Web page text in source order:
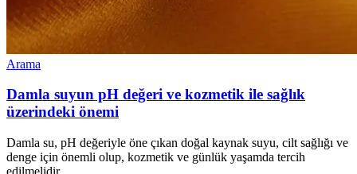
Arama
Damla suyun pH değeri ve kozmetik ile sağlık
üzerindeki önemi
Damla su, pH değeriyle öne çıkan doğal kaynak suyu, cilt sağlığı ve
denge için önemli olup, kozmetik ve günlük yaşamda tercih